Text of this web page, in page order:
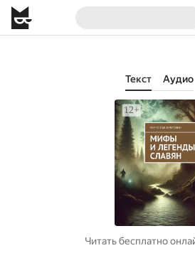
Текст Аудио
Читать бесплатно